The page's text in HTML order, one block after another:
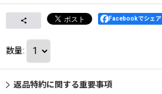
Facebookでシェア
数量:
返品特約に関する重要事項